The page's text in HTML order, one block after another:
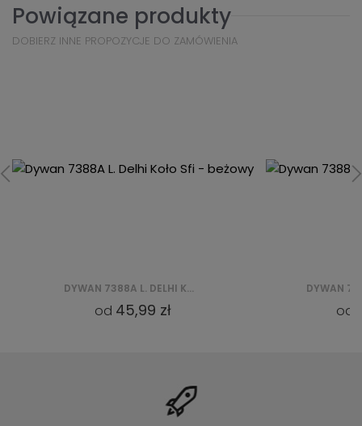
Powiązane produkty
DOBIERZ INNE PROPOZYCJE DO ZAMÓWIENIA
DYWAN 7388A GUMUS DELHI KOŁO SFI
od45,99 zł od